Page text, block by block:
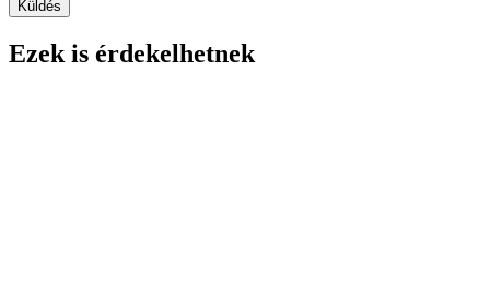
Ezek is érdekelhetnek